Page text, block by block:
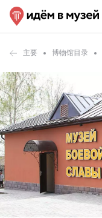
主要 博物馆目录